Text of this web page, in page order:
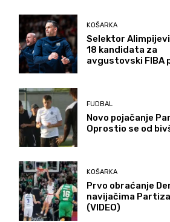
KOŠARKA
Selektor
18 kandidata za
avgustovski FIBA
FUDBAL
Novo pojačanje
Oprostio se od
KOŠARKA
Prvo obraćanje
navijačima
(VIDEO)